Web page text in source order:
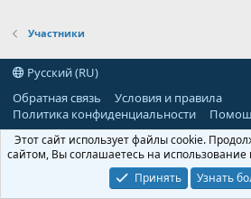
Участники
Русский (RU)
Обратная связь
Условия и правила
Политика конфиденциальности
Этот сайт использует файлы cookie.
сайтом, Вы соглашаетесь на
Принять
Узнать